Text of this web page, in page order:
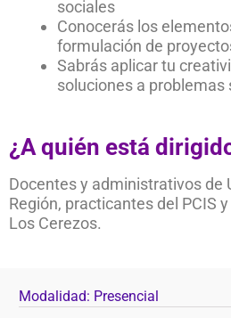
sociales
Conocerás los
formulación de
Sabrás aplicar tu
soluciones a problemas
¿A quién está
Docentes y administrativos de
Región, practicantes del PCIS
Los Cerezos.
Modalidad: Presencial